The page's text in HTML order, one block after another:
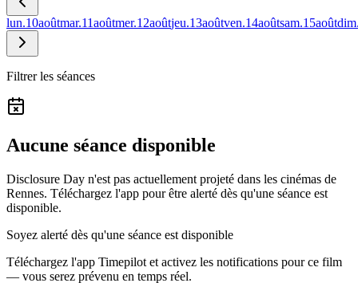
lun.10aoûtmar.11aoûtmer.12aoûtjeu.13aoûtven.14aoûtsam.15août
Filtrer les séances
Aucune séance disponible
Disclosure Day n'est pas actuellement projeté dans les cinémas de
Rennes. Téléchargez l'app pour être alerté dès qu'une séance est
disponible.
Soyez alerté dès qu'une séance est disponible
Téléchargez l'app Timepilot et activez les notifications pour ce film
— vous serez prévenu en temps réel.